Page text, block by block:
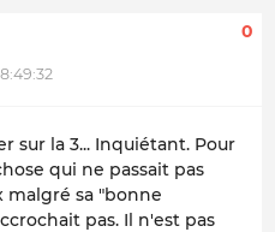
0
sur la 3... Inquiétant. Pour
qui ne passait pas
malgré sa "bonne
pas. Il n'est pas